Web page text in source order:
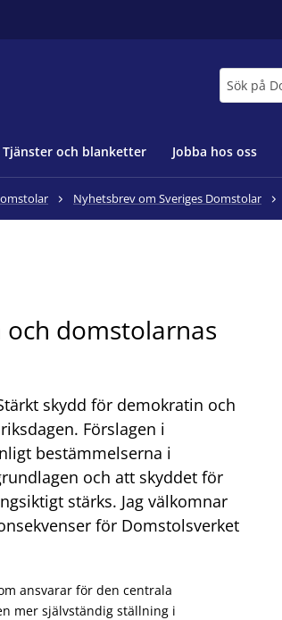
Tjänster och blanketter Jobba hos oss
Nyhetsbrev om Sveriges Domstolar
domstolarnas
skydd för demokratin och
Förslagen i
bestämmelserna i
och att skyddet för
stärks. Jag välkomnar
för Domstolsverket
ansvarar för den centrala
mer självständig ställning i